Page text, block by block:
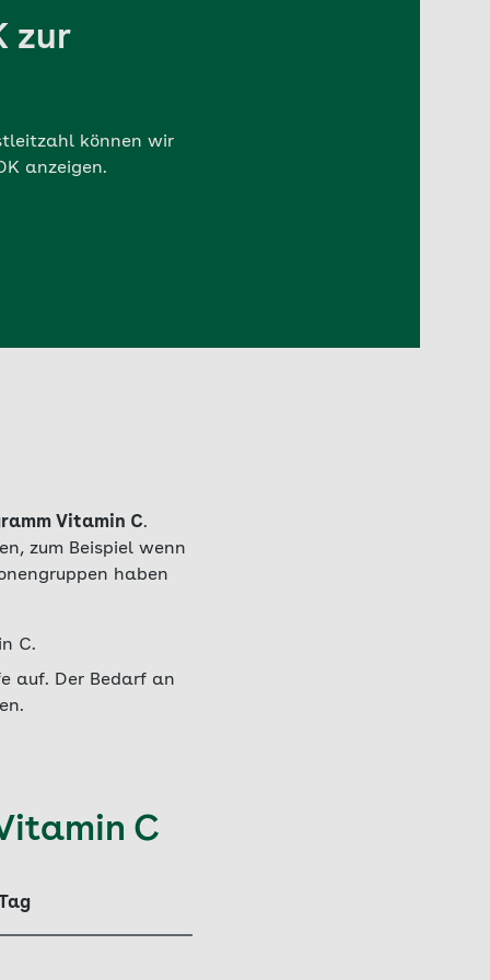
zur
können wir
anzeigen.
Vitamin C.
zum Beispiel wenn
haben
C.
auf. Der Bedarf an
C